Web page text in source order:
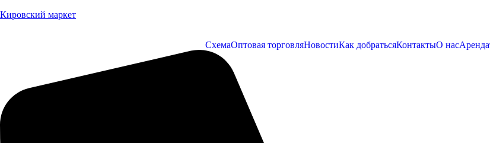
Кировский маркет
СхемаОптовая торговляНовостиКак добратьсяКонтактыО нас